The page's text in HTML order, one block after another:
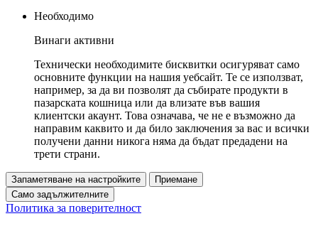
Необходимо
Винаги активни
Технически необходимите бисквитки осигуряват само
основните функции на нашия уебсайт. Те се използват,
например, за да ви позволят да събирате продукти в
пазарската кошница или да влизате във вашия
клиентски акаунт. Това означава, че не е възможно да
направим каквито и да било заключения за вас и всички
получени данни никога няма да бъдат предадени на
трети страни.
Запаметяване на настройките
Приемане
Само задължителните
Политика за поверителност